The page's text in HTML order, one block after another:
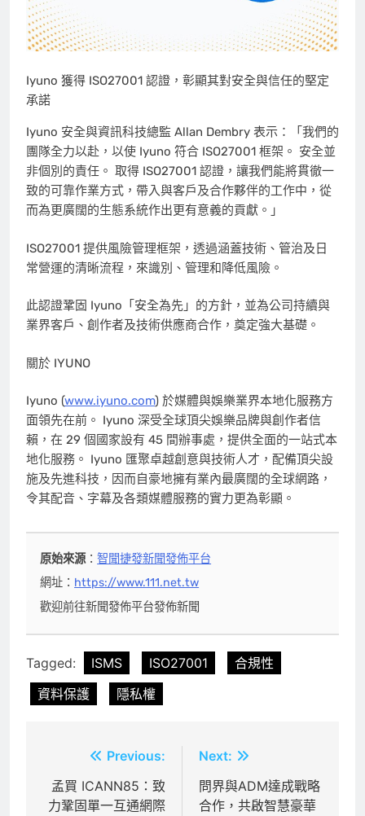
Iyuno 獲得 ISO27001 認證，彰顯其對安全與信任的堅定
承諾
Iyuno 安全與資訊科技總監 Allan Dembry 表示：「我們的
團隊全力以赴，以使 Iyuno 符合 ISO27001 框架。 安全並
非個別的責任。 取得 ISO27001 認證，讓我們能將貫徹一
致的可靠作業方式，帶入與客戶及合作夥伴的工作中，從
而為更廣闊的生態系統作出更有意義的貢獻。」
ISO27001 提供風險管理框架，透過涵蓋技術、管治及日
常營運的清晰流程，來識別、管理和降低風險。
此認證鞏固 Iyuno「安全為先」的方針，並為公司持續與
業界客戶、創作者及技術供應商合作，奠定強大基礎。
關於 IYUNO
Iyuno (www.iyuno.com) 於媒體與娛樂業界本地化服務方
面領先在前。 Iyuno 深受全球頂尖娛樂品牌與創作者信
賴，在 29 個國家設有 45 間辦事處，提供全面的一站式本
地化服務。 Iyuno 匯聚卓越創意與技術人才，配備頂尖設
施及先進科技，因而自豪地擁有業內最廣闊的全球網路，
令其配音、字幕及各類媒體服務的實力更為彰顯。
原始來源：智聞捷發新聞發佈平台
網址： https://www.111.net.tw
歡迎前往新聞發佈平台發佈新聞
Tagged: ISMS ISO27001
合規性
資料保護
隱私權
章
Previous:
孟買 ICANN85：致
力鞏固單一互通網際
Next:
問界與ADM達成戰略
合作，共啟智慧豪華